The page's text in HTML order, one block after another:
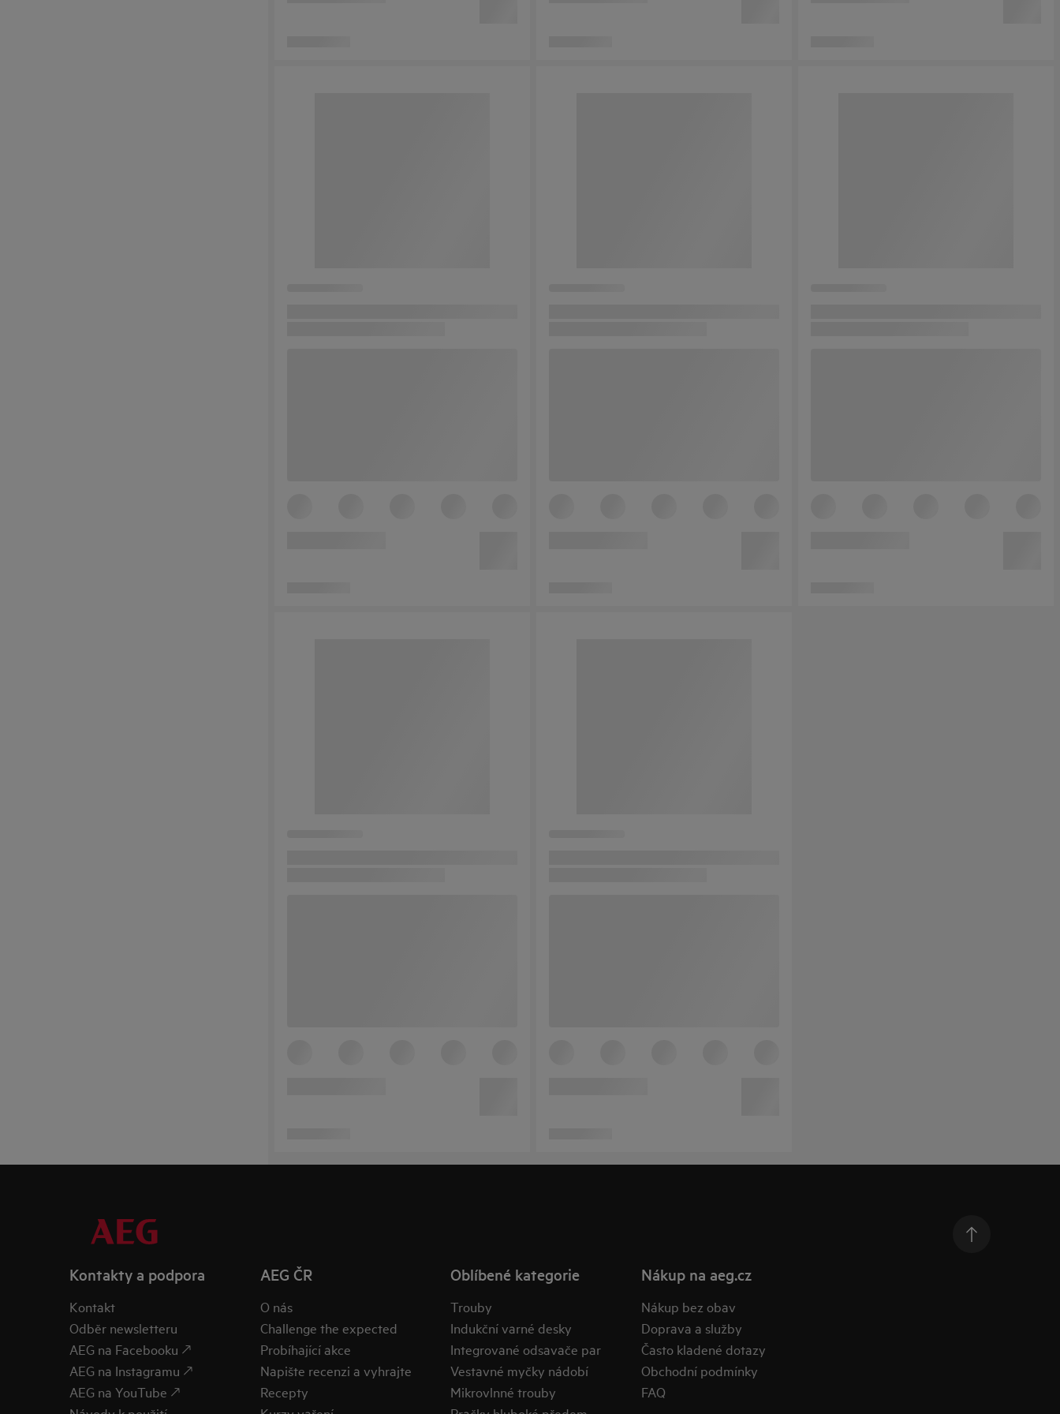
Kontakty a podpora
Kontakt
Odběr newsletteru
AEG na Facebooku 🡕
AEG na Instagramu 🡕
AEG na YouTube 🡕
AEG ČR
O nás
Challenge the expected
Probíhající akce
Napište recenzi a vyhrajte
Recepty
Oblíbené kategorie
Trouby
Indukční varné desky
Integrované odsavače par
Vestavné myčky nádobí
Mikrovlnné trouby
Nákup na aeg.cz
Nákup bez obav
Doprava a služby
Často kladené dotazy
Obchodní podmínky
FAQ